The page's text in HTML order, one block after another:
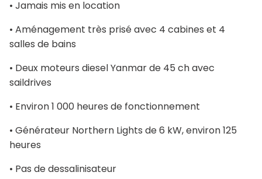
• Jamais mis en location
• Aménagement très prisé avec 4 cabines et 4
salles de bains
• Deux moteurs diesel Yanmar de 45 ch avec
saildrives
• Environ 1 000 heures de fonctionnement
• Générateur Northern Lights de 6 kW, environ 125
heures
• Pas de dessalinisateur